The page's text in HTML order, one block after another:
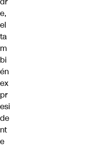
e,
el
ta
m
bi
én
ex
pr
esi
de
nt
e